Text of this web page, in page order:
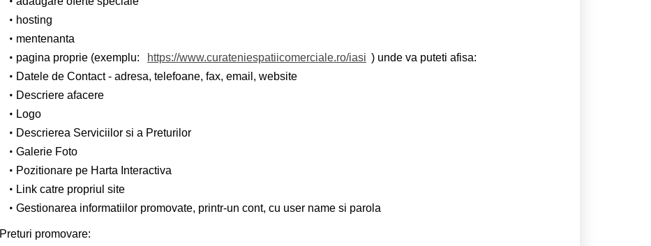
hosting
mentenanta
pagina proprie (exemplu:
https://www.curateniespatiicomerciale.ro/iasi ) unde va puteti afisa:
Datele de Contact - adresa, telefoane, fax, email, website
Descriere afacere
Logo
Descrierea Serviciilor si a Preturilor
Galerie Foto
Pozitionare pe Harta Interactiva
Link catre propriul site
Gestionarea informatiilor promovate, printr-un cont, cu user name si parola
Preturi promovare: